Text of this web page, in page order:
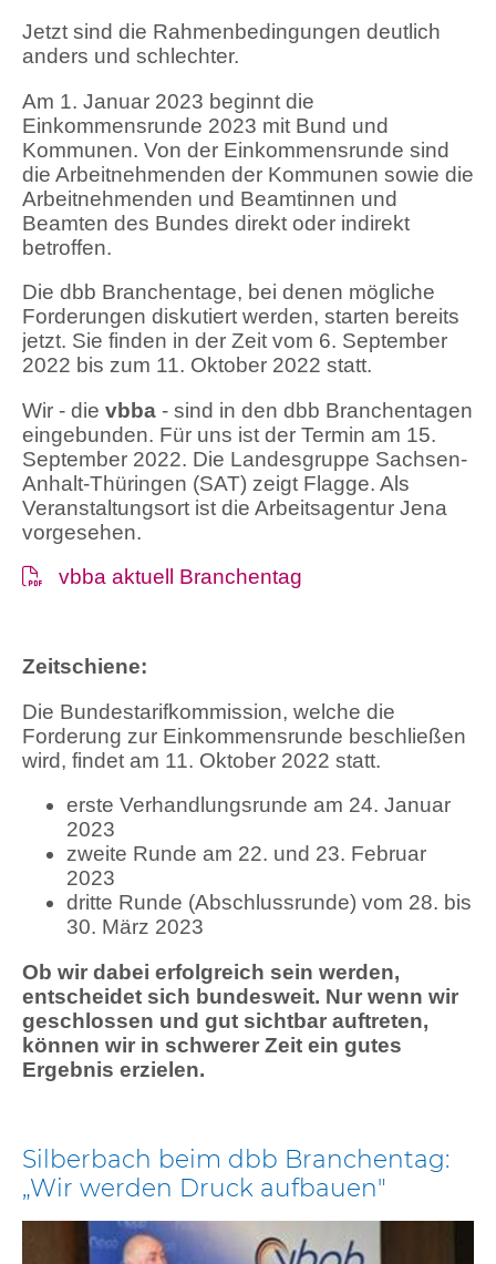
Jetzt sind die Rahmenbedingungen deutlich
anders und schlechter.
Am 1. Januar 2023 beginnt die
Einkommensrunde 2023 mit Bund und
Kommunen. Von der Einkommensrunde sind
die Arbeitnehmenden der Kommunen sowie die
Arbeitnehmenden und Beamtinnen und
Beamten des Bundes direkt oder indirekt
betroffen.
Die dbb Branchentage, bei denen mögliche
Forderungen diskutiert werden, starten bereits
jetzt. Sie finden in der Zeit vom 6. September
2022 bis zum 11. Oktober 2022 statt.
Wir - die vbba - sind in den dbb Branchentagen
eingebunden. Für uns ist der Termin am 15.
September 2022. Die Landesgruppe Sachsen-
Anhalt-Thüringen (SAT) zeigt Flagge. Als
Veranstaltungsort ist die Arbeitsagentur Jena
vorgesehen.
vbba aktuell Branchentag
Zeitschiene:
Die Bundestarifkommission, welche die
Forderung zur Einkommensrunde beschließen
wird, findet am 11. Oktober 2022 statt.
erste Verhandlungsrunde am 24. Januar
2023
zweite Runde am 22. und 23. Februar
2023
dritte Runde (Abschlussrunde) vom 28. bis
30. März 2023
Ob wir dabei erfolgreich sein werden,
entscheidet sich bundesweit. Nur wenn wir
geschlossen und gut sichtbar auftreten,
können wir in schwerer Zeit ein gutes
Ergebnis erzielen.
Silberbach beim dbb Branchentag:
„Wir werden Druck aufbauen"